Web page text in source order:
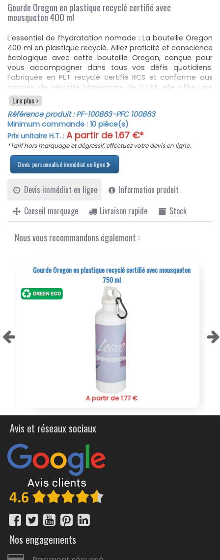
Gourde Oregon en plastique recyclé certifié avec
mousqueton 400 ml
L’essentiel de l’hydratation nomade : La bouteille Oregon
400 ml en plastique recyclé. Alliez praticité et conscience
écologique avec cette bouteille Oregon, conçue pour
vous accompagner dans tous vos défis quotidiens.
Fabriquée en PET recyclé certifié RCS et conforme aux
normes de sécurité alimentaire de l’EFSA, elle offre une
solution durable et ultra-légère pour rester hydraté, que
ce soit au bureau, lors de vos séances de sport ou en
excursion. Son design à simple paroi se distingue par une
finition mate élégante qui mettra parfaitement en valeur
votre logo ou votre message personnalisé. Pensée pour
l'action, elle est équipée d'un mousqueton pratique (non
destiné à l'escalade) permettant de l'attacher
solidement à votre sac pour ne jamais la perdre en
chemin. Compacte et robuste, la bouteille Oregon est
l'accessoire idéal pour ceux qui recherchent un produit à
la fois fonctionnel, stylé et respectueux de
l'environnement.
Lire plus
Référence produit :PF-100863-PFC 100863
Minimum commande : 10 pièce(s)
Prix unitaire H.T. : A partir de1.67 €*
*Tarif hors marquage et dégressif, effectuez votre devis en ligne.
Devis personnalisé immédiat en ligne
Devis immédiat en ligne
Information produit
Conseil marquage
Livraison rapide Stock
Nous vous recommandons également :
Gourde Oregon en plastique recyclé certifié avec mousqueton
750 ml
A partir de 1.77 €
Avis et réseaux sociaux
Nos engagements